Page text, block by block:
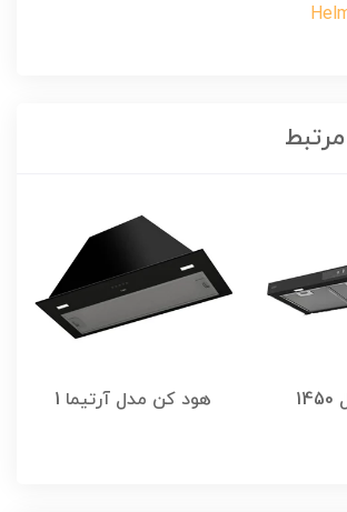
هود کن مدل آرتیما 1